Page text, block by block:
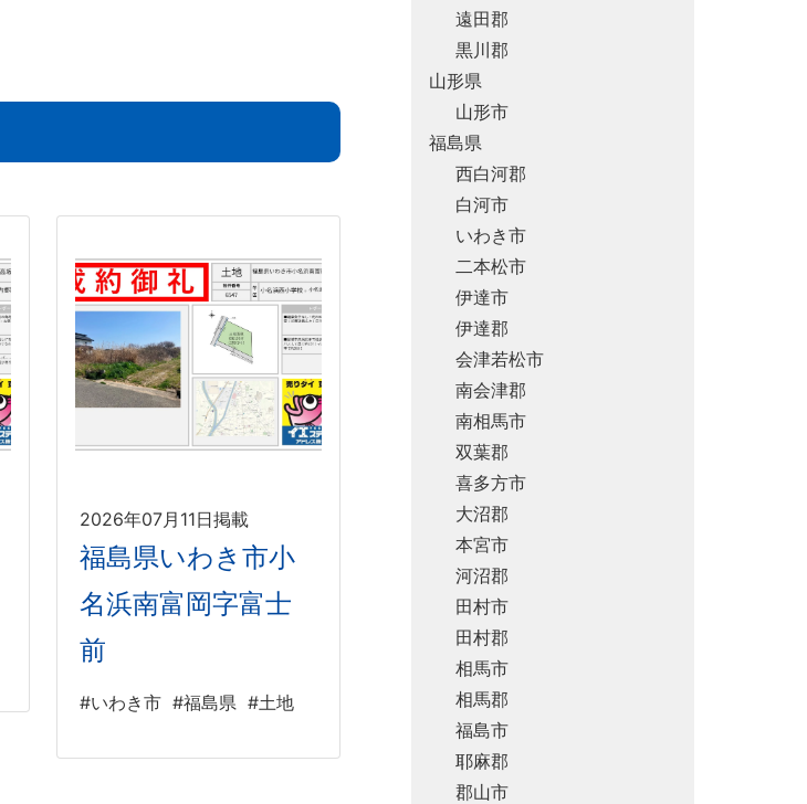
2026年07月11日掲載
福島県いわき市小
名浜南富岡字富士
前
#いわき市 #福島県 #土地
遠田郡
黒川郡
山形県
山形市
福島県
西白河郡
白河市
いわき市
二本松市
伊達市
伊達郡
会津若松市
南会津郡
南相馬市
双葉郡
喜多方市
大沼郡
本宮市
河沼郡
田村市
田村郡
相馬市
相馬郡
福島市
耶麻郡
郡山市